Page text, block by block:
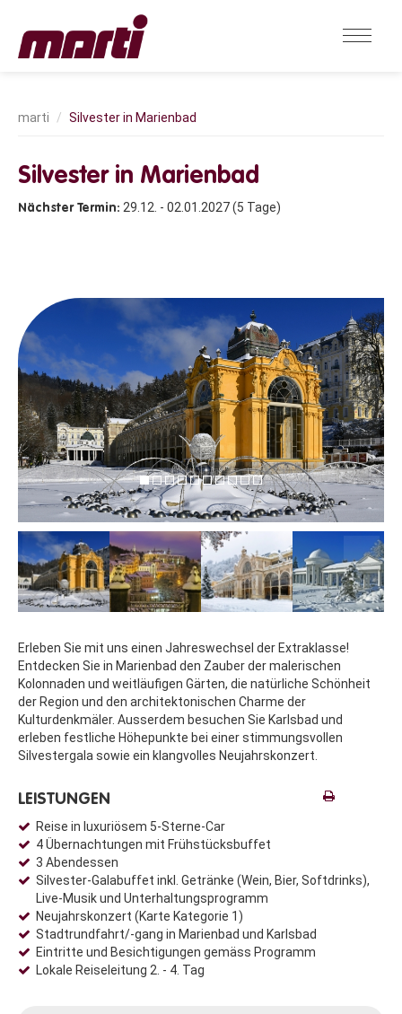
Silvester in Marienbad
Silvester in Marienbad
29.12. - 02.01.2027 (5 Tage)
Erleben Sie mit uns einen Jahreswechsel der Extraklasse!
Entdecken Sie in Marienbad den Zauber der malerischen
Kolonnaden und weitläufigen Gärten, die natürliche Schönheit
der Region und den architektonischen Charme der
Kulturdenkmäler. Ausserdem besuchen Sie Karlsbad und
erleben festliche Höhepunkte bei einer stimmungsvollen
Silvestergala sowie ein klangvolles Neujahrskonzert.
LEISTUNGEN
Reise in luxuriösem 5-Sterne-Car
4 Übernachtungen mit Frühstücksbuffet
3 Abendessen
Silvester-Galabuffet inkl. Getränke (Wein, Bier, Softdrinks),
Live-Musik und Unterhaltungsprogramm
Neujahrskonzert (Karte Kategorie 1)
Stadtrundfahrt/-gang in Marienbad und Karlsbad
Eintritte und Besichtigungen gemäss Programm
Lokale Reiseleitung 2. - 4. Tag